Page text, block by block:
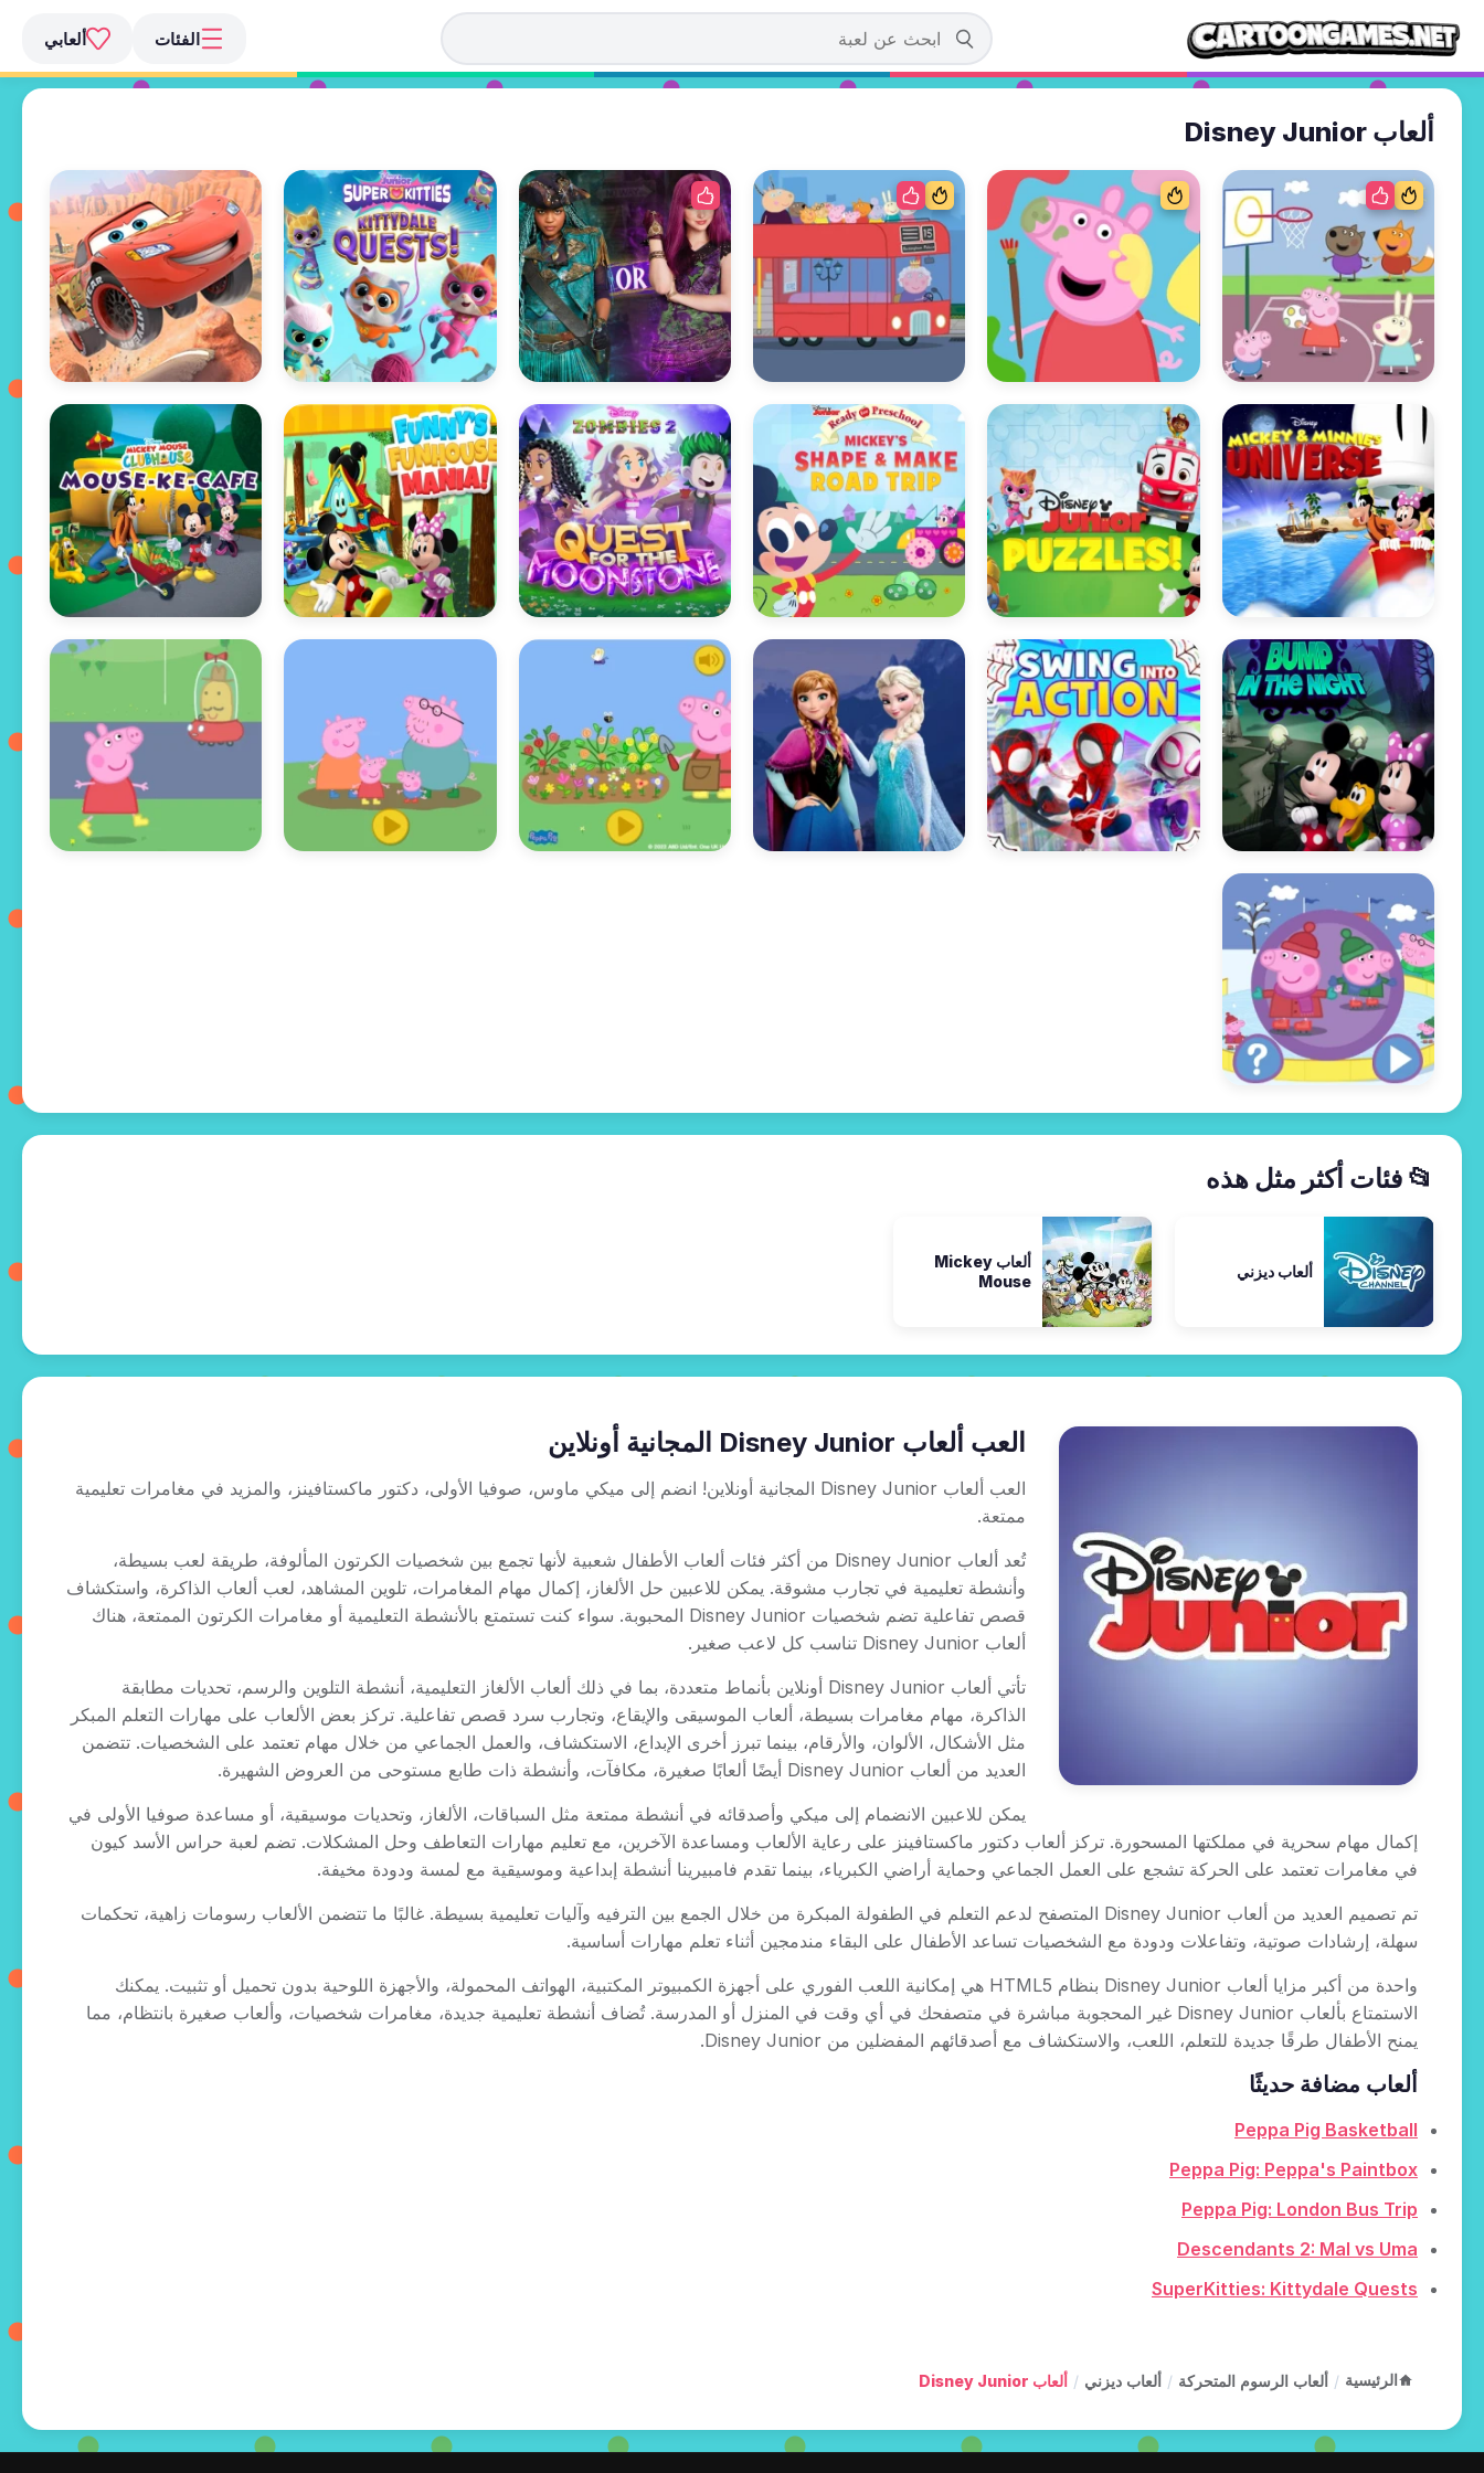
الفئات ألعابي
ألعاب Disney Junior
📂 فئات أكثر مثل هذه
ألعاب ديزني
ألعاب Mickey
Mouse
العب ألعاب Disney Junior المجانية أونلاين
العب ألعاب Disney Junior المجانية أونلاين! انضم إلى ميكي ماوس، صوفيا الأولى، دكتور ماكستافينز، والمزيد في مغامرات تعليمية
ممتعة.
تُعد ألعاب Disney Junior من أكثر فئات ألعاب الأطفال شعبية لأنها تجمع بين شخصيات الكرتون المألوفة، طريقة لعب بسيطة،
وأنشطة تعليمية في تجارب مشوقة. يمكن للاعبين حل الألغاز، إكمال مهام المغامرات، تلوين المشاهد، لعب ألعاب الذاكرة، واستكشاف
قصص تفاعلية تضم شخصيات Disney Junior المحبوبة. سواء كنت تستمتع بالأنشطة التعليمية أو مغامرات الكرتون الممتعة، هناك
ألعاب Disney Junior تناسب كل لاعب صغير.
تأتي ألعاب Disney Junior أونلاين بأنماط متعددة، بما في ذلك ألعاب الألغاز التعليمية، أنشطة التلوين والرسم، تحديات مطابقة
الذاكرة، مهام مغامرات بسيطة، ألعاب الموسيقى والإيقاع، وتجارب سرد قصص تفاعلية. تركز بعض الألعاب على مهارات التعلم المبكر
مثل الأشكال، الألوان، والأرقام، بينما تبرز أخرى الإبداع، الاستكشاف، والعمل الجماعي من خلال مهام تعتمد على الشخصيات. تتضمن
العديد من ألعاب Disney Junior أيضًا ألعابًا صغيرة، مكافآت، وأنشطة ذات طابع مستوحى من العروض الشهيرة.
يمكن للاعبين الانضمام إلى ميكي وأصدقائه في أنشطة ممتعة مثل السباقات، الألغاز، وتحديات موسيقية، أو مساعدة صوفيا الأولى في
إكمال مهام سحرية في مملكتها المسحورة. تركز ألعاب دكتور ماكستافينز على رعاية الألعاب ومساعدة الآخرين، مع تعليم مهارات التعاطف وحل المشكلات. تضم لعبة حراس الأسد كيون
في مغامرات تعتمد على الحركة تشجع على العمل الجماعي وحماية أراضي الكبرياء، بينما تقدم فامبيرينا أنشطة إبداعية وموسيقية مع لمسة ودودة مخيفة.
تم تصميم العديد من ألعاب Disney Junior المتصفح لدعم التعلم في الطفولة المبكرة من خلال الجمع بين الترفيه وآليات تعليمية بسيطة. غالبًا ما تتضمن الألعاب رسومات زاهية، تحكمات
سهلة، إرشادات صوتية، وتفاعلات ودودة مع الشخصيات تساعد الأطفال على البقاء مندمجين أثناء تعلم مهارات أساسية.
واحدة من أكبر مزايا ألعاب Disney Junior بنظام HTML5 هي إمكانية اللعب الفوري على أجهزة الكمبيوتر المكتبية، الهواتف المحمولة، والأجهزة اللوحية بدون تحميل أو تثبيت. يمكنك
الاستمتاع بألعاب Disney Junior غير المحجوبة مباشرة في متصفحك في أي وقت في المنزل أو المدرسة. تُضاف أنشطة تعليمية جديدة، مغامرات شخصيات، وألعاب صغيرة بانتظام، مما
يمنح الأطفال طرقًا جديدة للتعلم، اللعب، والاستكشاف مع أصدقائهم المفضلين من Disney Junior.
ألعاب مضافة حديثًا
Peppa Pig Basketball
Peppa Pig: Peppa's Paintbox
Peppa Pig: London Bus Trip
Descendants 2: Mal vs Uma
SuperKitties: Kittydale Quests
الرئيسية / ألعاب الرسوم المتحركة / ألعاب ديزني / ألعاب Disney Junior